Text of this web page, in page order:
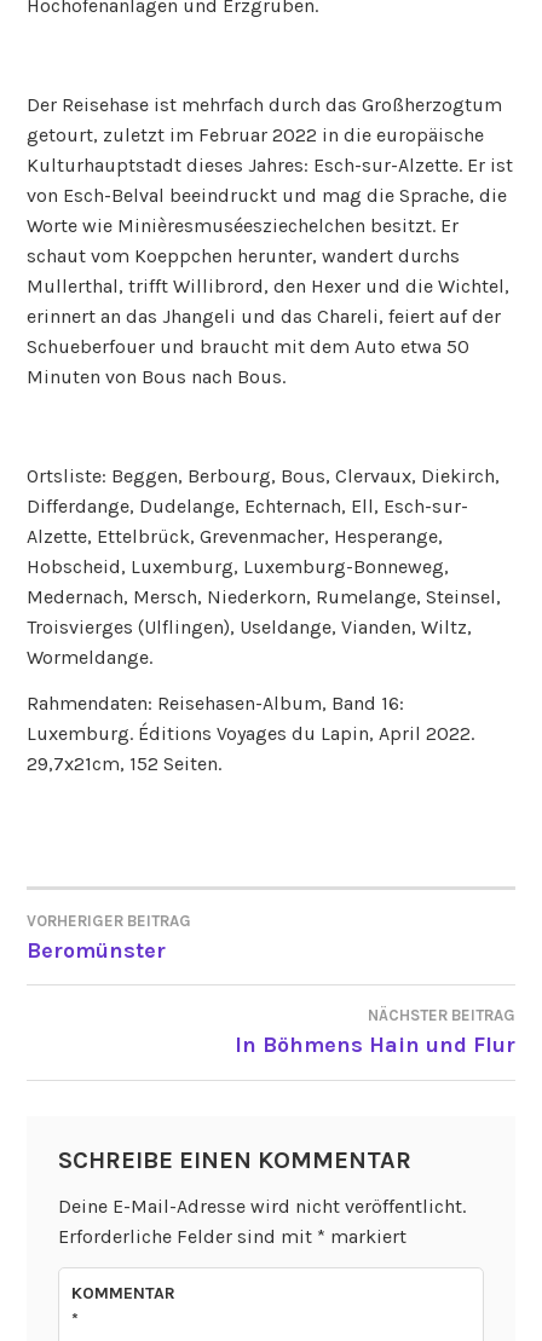
Hochofenanlagen und Erzgruben.
Der Reisehase ist mehrfach durch das Großherzogtum
getourt, zuletzt im Februar 2022 in die europäische
Kulturhauptstadt dieses Jahres: Esch-sur-Alzette. Er ist
von Esch-Belval beeindruckt und mag die Sprache, die
Worte wie Minièresmuséesziechelchen besitzt. Er
schaut vom Koeppchen herunter, wandert durchs
Mullerthal, trifft Willibrord, den Hexer und die Wichtel,
erinnert an das Jhangeli und das Chareli, feiert auf der
Schueberfouer und braucht mit dem Auto etwa 50
Minuten von Bous nach Bous.
Ortsliste: Beggen, Berbourg, Bous, Clervaux, Diekirch,
Differdange, Dudelange, Echternach, Ell, Esch-sur-
Alzette, Ettelbrück, Grevenmacher, Hesperange,
Hobscheid, Luxemburg, Luxemburg-Bonneweg,
Medernach, Mersch, Niederkorn, Rumelange, Steinsel,
Troisvierges (Ulflingen), Useldange, Vianden, Wiltz,
Wormeldange.
Rahmendaten: Reisehasen-Album, Band 16:
Luxemburg. Éditions Voyages du Lapin, April 2022.
29,7x21cm, 152 Seiten.
BEITRAGSNAVIGATION
VORHERIGER BEITRAG
Beromünster
NÄCHSTER BEITRAG
In Böhmens Hain und Flur
SCHREIBE EINEN KOMMENTAR
Deine E-Mail-Adresse wird nicht veröffentlicht.
Erforderliche Felder sind mit * markiert
KOMMENTAR
*